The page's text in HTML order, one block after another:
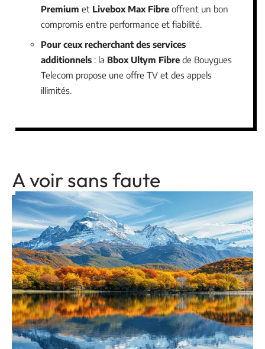
Premium et Livebox Max Fibre offrent un bon
compromis entre performance et fiabilité.
Pour ceux recherchant des services
additionnels : la Bbox Ultym Fibre de Bouygues
Telecom propose une offre TV et des appels
illimités.
A voir sans faute